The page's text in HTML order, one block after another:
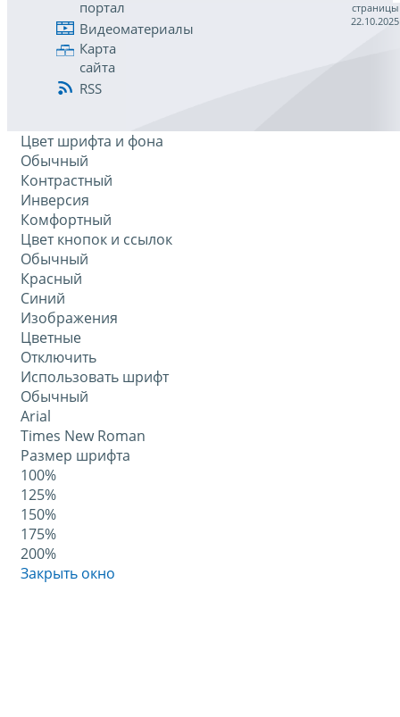
портал
Видеоматериалы
Карта
сайта
RSS
страницы
22.10.2025
Цвет шрифта и фона
Обычный
Контрастный
Инверсия
Комфортный
Цвет кнопок и ссылок
Обычный
Красный
Синий
Изображения
Цветные
Отключить
Использовать шрифт
Обычный
Arial
Times New Roman
Размер шрифта
100%
125%
150%
175%
200%
Закрыть окно